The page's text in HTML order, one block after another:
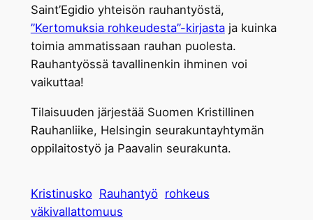
Saint’Egidio yhteisön rauhantyöstä,
”Kertomuksia rohkeudesta”-kirjastaja kuinka
toimia ammatissaan rauhan puolesta.
Rauhantyössä tavallinenkin ihminen voi
vaikuttaa!
Tilaisuuden järjestää Suomen Kristillinen
Rauhanliike, Helsingin seurakuntayhtymän
oppilaitostyö ja Paavalin seurakunta.
Kristinusko Rauhantyö rohkeus
väkivallattomuus